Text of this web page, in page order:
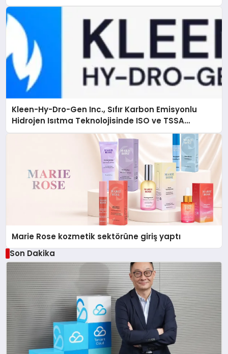
Kleen-Hy-Dro-Gen Inc., Sıfır Karbon Emisyonlu
Hidrojen Isıtma Teknolojisinde ISO ve TSSA
Düzenleyici Onaylarını Aldı
Marie Rose kozmetik sektörüne giriş yaptı
Son Dakika